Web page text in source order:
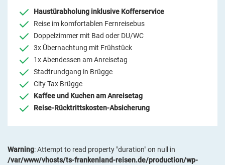
Haustürabholung inklusive Kofferservice
Reise im komfortablen Fernreisebus
Doppelzimmer mit Bad oder DU/WC
3x Übernachtung mit Frühstück
1x Abendessen am Anreisetag
Stadtrundgang in Brügge
City Tax Brügge
Kaffee und Kuchen am Anreisetag
Reise-Rücktrittskosten-Absicherung
Warning: Attempt to read property "duration" on null in
/var/www/vhosts/ts-frankenland-reisen.de/production/wp-